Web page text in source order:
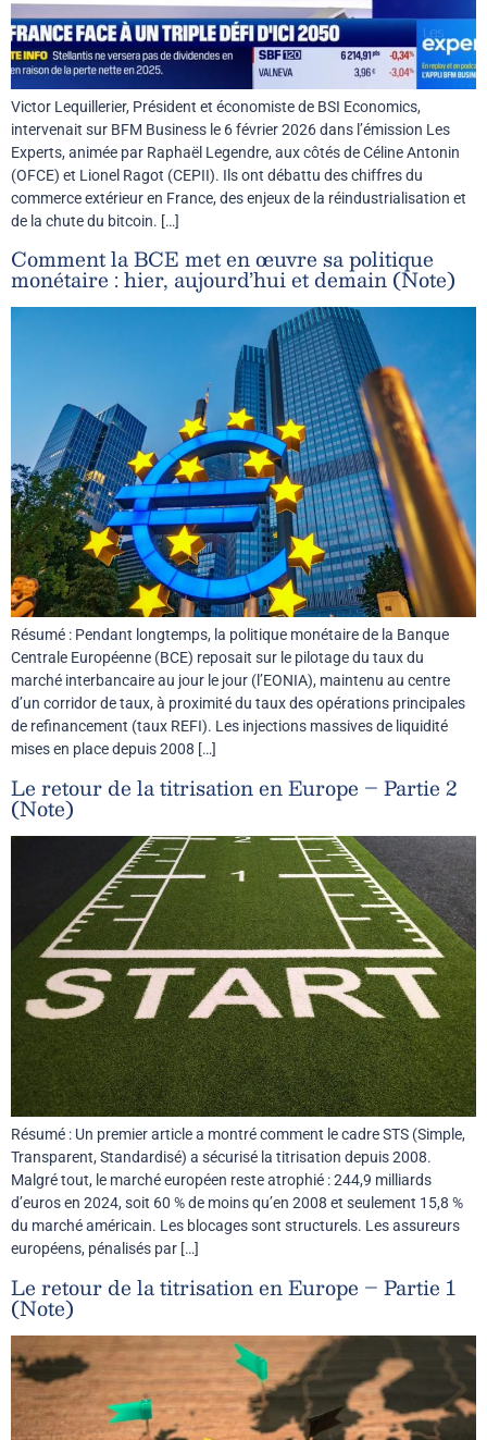
Victor Lequillerier, Président et économiste de BSI Economics,
intervenait sur BFM Business le 6 février 2026 dans l’émission Les
Experts, animée par Raphaël Legendre, aux côtés de Céline Antonin
(OFCE) et Lionel Ragot (CEPII). Ils ont débattu des chiffres du
commerce extérieur en France, des enjeux de la réindustrialisation et
de la chute du bitcoin. […]
Comment la BCE met en œuvre sa politique
monétaire : hier, aujourd’hui et demain (Note)
Résumé : Pendant longtemps, la politique monétaire de la Banque
Centrale Européenne (BCE) reposait sur le pilotage du taux du
marché interbancaire au jour le jour (l’EONIA), maintenu au centre
d’un corridor de taux, à proximité du taux des opérations principales
de refinancement (taux REFI). Les injections massives de liquidité
mises en place depuis 2008 […]
Le retour de la titrisation en Europe – Partie 2
(Note)
Résumé : Un premier article a montré comment le cadre STS (Simple,
Transparent, Standardisé) a sécurisé la titrisation depuis 2008.
Malgré tout, le marché européen reste atrophié : 244,9 milliards
d’euros en 2024, soit 60 % de moins qu’en 2008 et seulement 15,8 %
du marché américain. Les blocages sont structurels. Les assureurs
européens, pénalisés par […]
Le retour de la titrisation en Europe – Partie 1
(Note)